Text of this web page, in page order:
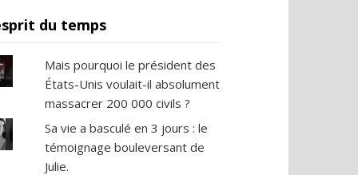
du temps
Mais pourquoi le président des
États-Unis voulait-il absolument
massacrer 200 000 civils ?
Sa vie a basculé en 3 jours : le
témoignage bouleversant de
Julie.